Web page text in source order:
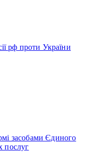
рф проти України
засобами Єдиного
послуг